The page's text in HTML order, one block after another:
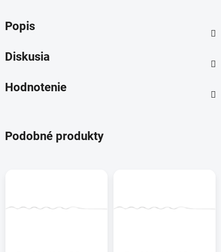
Popis
Diskusia
Hodnotenie
Podobné produkty